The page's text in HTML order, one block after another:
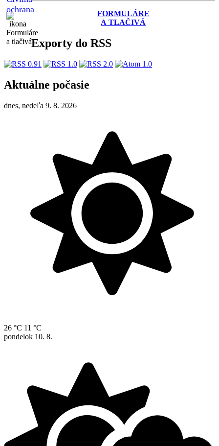
FORMULÁRE
A TLAČIVÁ
Exporty do RSS
Aktuálne počasie
dnes, nedeľa 9. 8. 2026
26 °C 11 °C
pondelok 10. 8.